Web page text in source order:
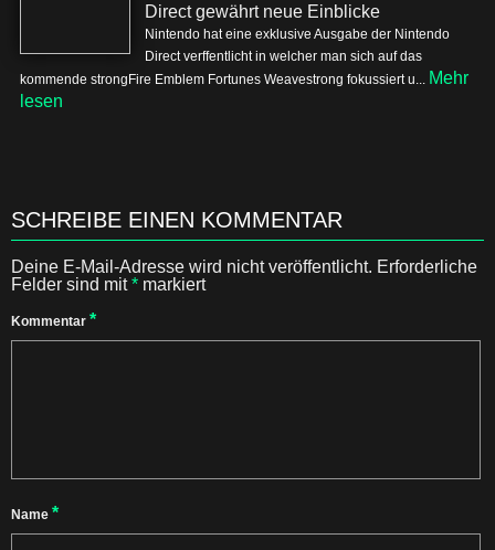
Direct gewährt neue Einblicke
Nintendo hat eine exklusive Ausgabe der Nintendo
Direct verffentlicht in welcher man sich auf das
kommende strongFire Emblem Fortunes Weavestrong fokussiert u... Mehr
lesen
SCHREIBE EINEN KOMMENTAR
Deine E-Mail-Adresse wird nicht veröffentlicht. Erforderliche
Felder sind mit* markiert
Kommentar *
Name *